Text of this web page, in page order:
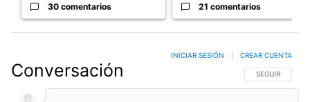
30 comentarios 21 comentarios
Conversación SIGA ESTA
SEGUIR
INICIAR SESIÓN CREAR CUENTA